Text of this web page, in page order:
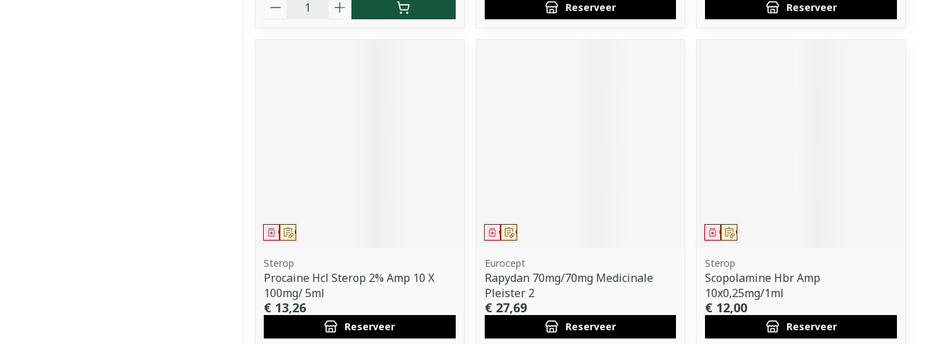
Reserveer Reserveer
Op voorschrift
Geneesmiddel
Sterop
Procaine Hcl Sterop 2% Amp 10 X
100mg/ 5ml
€ 13,26
Reserveer
Op voorschrift
Geneesmiddel
Eurocept
Rapydan 70mg/70mg Medicinale
Pleister 2
€ 27,69
Reserveer
Op voorschrift
Geneesmiddel
Sterop
Scopolamine Hbr Amp
10x0,25mg/1ml
€ 12,00
Reserveer